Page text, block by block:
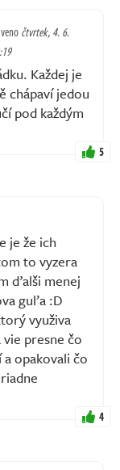
čtvrtek, 4. 6.
Každej je
chápaví jedou
pod každým
5
je že ich
to vyzera
ďalši menej
guľa :D
využiva
presne čo
opakovali čo
4